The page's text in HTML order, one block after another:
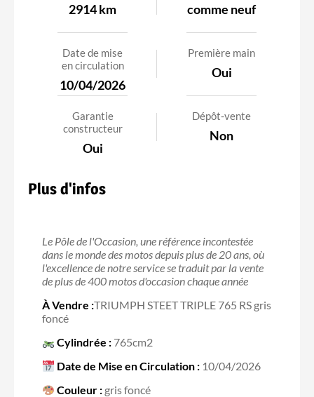
2914 km comme neuf
Date de mise
en circulation
10/04/2026
Première main
Oui
Garantie
constructeur
Oui
Dépôt-vente
Non
Plus d'infos
Le Pôle de l'Occasion, une référence incontestée
dans le monde des motos depuis plus de 20 ans, où
l'excellence de notre service se traduit par la vente
de plus de 400 motos d'occasion chaque année
À Vendre :TRIUMPH STEET TRIPLE 765 RS gris
foncé
Cylindrée : 765cm2
Date de Mise en Circulation : 10/04/2026
Couleur : gris foncé